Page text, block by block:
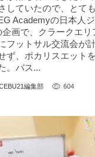
していたので、とて
Academyの日本人
企画で、クラークエリ
フットサル交流会が
ず、ポカリスエット
。バス...
編集部 604